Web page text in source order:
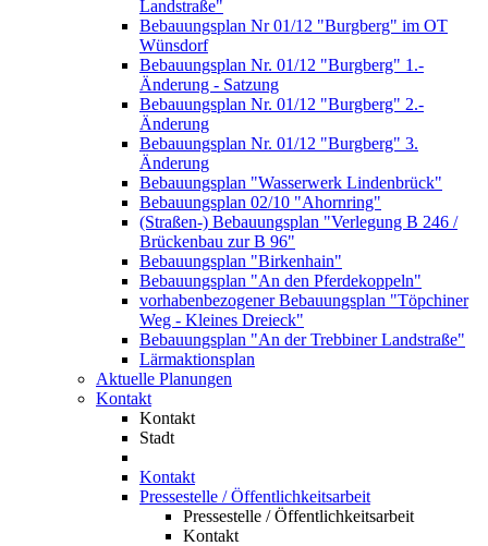
Landstraße"
Bebauungsplan Nr 01/12 "Burgberg" im OT
Wünsdorf
Bebauungsplan Nr. 01/12 "Burgberg" 1.-
Änderung - Satzung
Bebauungsplan Nr. 01/12 "Burgberg" 2.-
Änderung
Bebauungsplan Nr. 01/12 "Burgberg" 3.
Änderung
Bebauungsplan "Wasserwerk Lindenbrück"
Bebauungsplan 02/10 "Ahornring"
(Straßen-) Bebauungsplan "Verlegung B 246 /
Brückenbau zur B 96"
Bebauungsplan "Birkenhain"
Bebauungsplan "An den Pferdekoppeln"
vorhabenbezogener Bebauungsplan "Töpchiner
Weg - Kleines Dreieck"
Bebauungsplan "An der Trebbiner Landstraße"
Lärmaktionsplan
Aktuelle Planungen
Kontakt
Kontakt
Stadt
Kontakt
Pressestelle / Öffentlichkeitsarbeit
Pressestelle / Öffentlichkeitsarbeit
Kontakt